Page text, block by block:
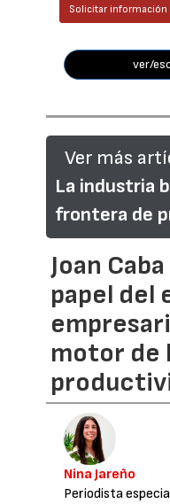
Solicitar información
ver/
Ver más
La industria
frontera de
Joan
papel del
motor de
Nina Jareño
Periodista